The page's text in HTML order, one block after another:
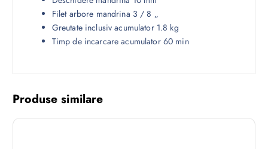
Filet arbore mandrina 3 / 8 „
Greutate inclusiv acumulator 1.8 kg
Timp de incarcare acumulator 60 min
Produse similare